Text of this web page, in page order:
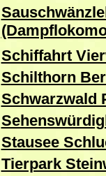
Schiffahrt
Schilthorn
Schwarzwald
Stausee
Tierpark